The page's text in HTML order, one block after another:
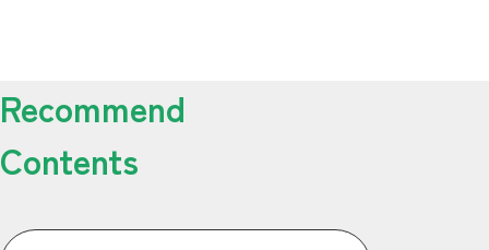
Recommend
Contents